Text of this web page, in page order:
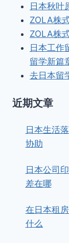
日本秋叶
ZOLA株
ZOLA株
日本工作
留学新篇
去日本留
近期文章
日本生活
协助
日本公司
差在哪
在日本租
什么